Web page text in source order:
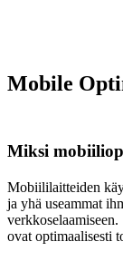
Mobile
Miksi
Mobiililaitteiden
ja yhä useammat
ovat optimaalisesti